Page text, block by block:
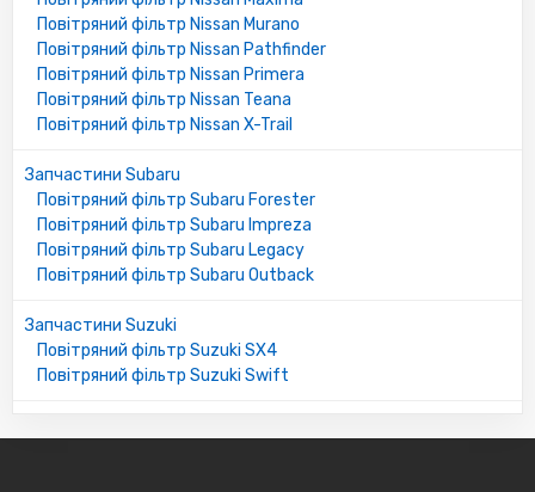
Повітряний фільтр Nissan Murano
Повітряний фільтр Nissan Pathfinder
Повітряний фільтр Nissan Primera
Повітряний фільтр Nissan Teana
Повітряний фільтр Nissan X-Trail
Запчастини Subaru
Повітряний фільтр Subaru Forester
Повітряний фільтр Subaru Impreza
Повітряний фільтр Subaru Legacy
Повітряний фільтр Subaru Outback
Запчастини Suzuki
Повітряний фільтр Suzuki SX4
Повітряний фільтр Suzuki Swift